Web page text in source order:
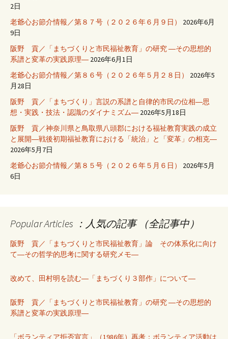
2日
老爺心お節介情報／第８７号（２０２６年６月９日）
2026年6月
9日
阪野 貢／「まちづくりと市民福祉教育」の研究 ―その思想的
系譜と変革の実践原理― 2026年6月1日
老爺心お節介情報／第８６号（２０２６年５月２８日）
2026年5
月28日
阪野 貢／「まちづくり」言説の系譜と自律的市民の位相―思
想・実践・技法・認識のダイナミズム― 2026年5月18日
阪野 貢／神奈川県と鳥取県八頭郡における福祉教育実践の成立
と展開―戦後初期福祉教育における「統治」と「変革」の相克―
2026年5月7日
老爺心お節介情報／第８５号（２０２６年５月６日）
2026年5月
6日
Popular Articles ：人気の記事 （全記事中）
阪野 貢／「まちづくりと市民福祉教育」論 その体系化に向け
て―その哲学的思考に関する研究メモ―
改めて、田村明を読む―「まちづくり３部作」について―
阪野 貢／「まちづくりと市民福祉教育」の研究 ―その思想的
系譜と変革の実践原理―
「ボランティア拒否宣言」（1986年）再考：ボランティア活動は